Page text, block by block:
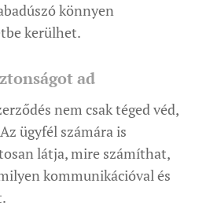
könnyen
kerülhet.
ad
nem csak téged véd,
ügyfél számára is
látja, mire számíthat,
kommunikációval és